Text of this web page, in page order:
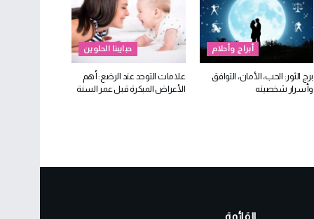
أبراج وأحلام
برج الثور: الحب، الأمان، التوافق
وأسرار شخصيته
حبايبنا الحلوين
علامات التوحد عند الرضع: أهم
الأعراض المبكرة قبل عمر السنة